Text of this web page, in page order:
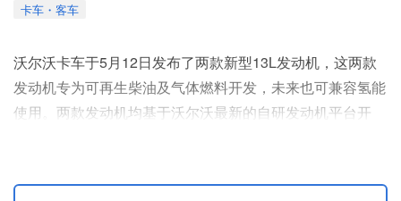
卡车・客车
沃尔沃卡车于5月12日发布了两款新型13L发动机，这两款
发动机专为可再生柴油及气体燃料开发，未来也可兼容氢能
使用。两款发动机均基于沃尔沃最新的自研发动机平台开
驶性能、降低了噪音及尾气排放，同时将燃料消耗量最大减